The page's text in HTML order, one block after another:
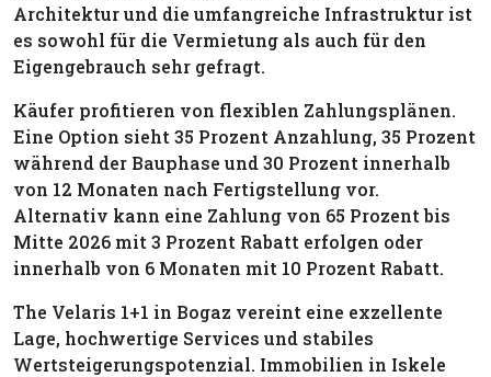
Architektur und die umfangreiche Infrastruktur ist
es sowohl für die Vermietung als auch für den
Eigengebrauch sehr gefragt.
Käufer profitieren von flexiblen Zahlungsplänen.
Eine Option sieht 35 Prozent Anzahlung, 35 Prozent
während der Bauphase und 30 Prozent innerhalb
von 12 Monaten nach Fertigstellung vor.
Alternativ kann eine Zahlung von 65 Prozent bis
Mitte 2026 mit 3 Prozent Rabatt erfolgen oder
innerhalb von 6 Monaten mit 10 Prozent Rabatt.
The Velaris 1+1 in Bogaz vereint eine exzellente
Lage, hochwertige Services und stabiles
Wertsteigerungspotenzial. Immobilien in Iskele